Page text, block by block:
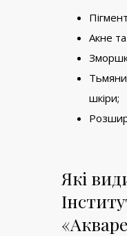
Акне
шкіри;
Які